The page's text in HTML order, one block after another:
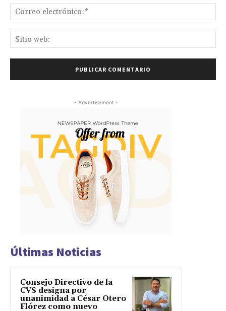
- Advertisement -
Últimas Noticias
Consejo Directivo de la
CVS designa por
unanimidad a César Otero
Flórez como nuevo